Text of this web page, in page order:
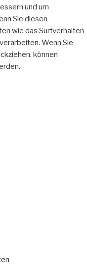
und um
Sie diesen
wie das Surfverhalten
Wenn Sie
können